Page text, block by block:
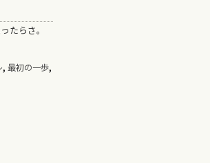
たらさ。
, 最初の一歩,